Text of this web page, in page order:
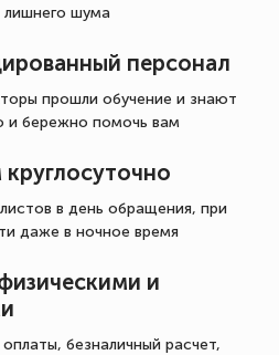
шума
персонал
прошли обучение и знают
и бережно помочь вам
в день обращения, при
даже в ночное время
и
безналичный расчет,